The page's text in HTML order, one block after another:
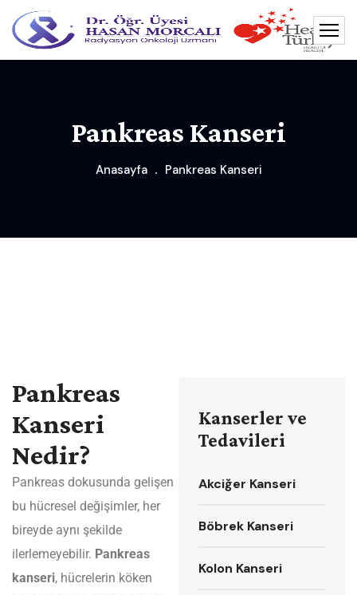
Pankreas Kanseri
Anasayfa Pankreas Kanseri
Pankreas
Kanseri
Nedir?
Pankreas dokusunda gelişen
bu hücresel değişimler, her
bireyde aynı şekilde
ilerlemeyebilir. Pankreas
kanseri, hücrelerin köken
Kanserler ve
Tedavileri
Akciğer Kanseri
Böbrek Kanseri
Kolon Kanseri